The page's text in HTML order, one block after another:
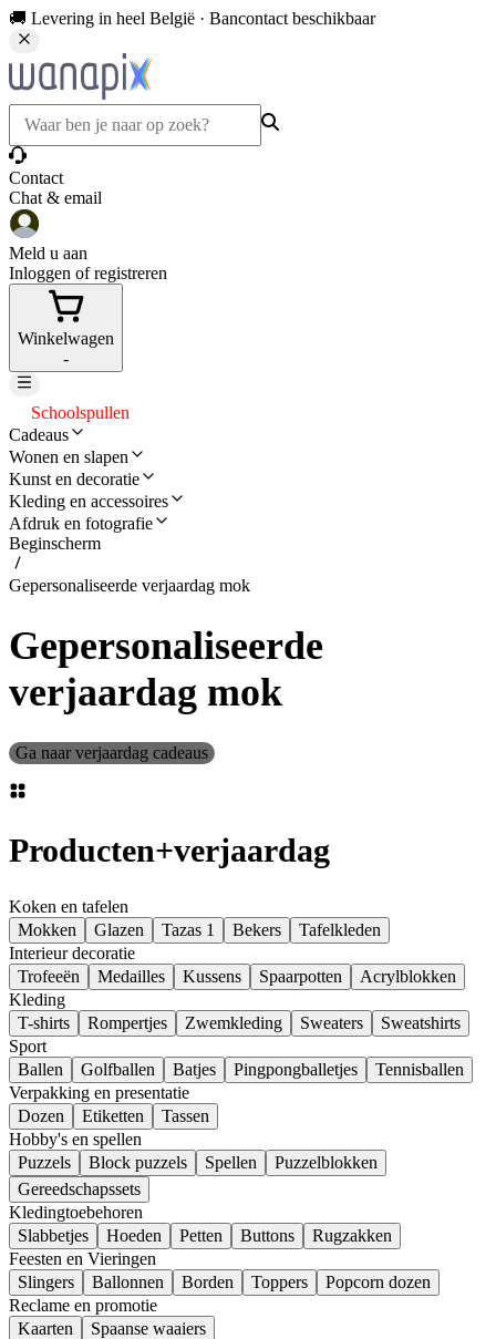
🚚 Levering in heel België · Bancontact beschikbaar
Contact
Chat & email
Meld u aan
Inloggen of registreren
Winkelwagen
-
Schoolspullen
Cadeaus
Wonen en slapen
Kunst en decoratie
Kleding en accessoires
Afdruk en fotografie
Beginscherm
Gepersonaliseerde verjaardag mok
Gepersonaliseerde
verjaardag mok
Ga naar verjaardag cadeaus
Producten+verjaardag
Koken en tafelen
Mokken
Glazen Tazas 1 Bekers
Tafelkleden
Interieur decoratie
Trofeeën
Medailles Kussens Spaarpotten
Acrylblokken
Kleding
T-shirts
Rompertjes Zwemkleding Sweaters
Sweatshirts
Sport
Ballen
Golfballen Batjes Pingpongballetjes
Tennisballen
Verpakking en presentatie
Dozen
Etiketten
Tassen
Hobby's en spellen
Puzzels
Block puzzels Spellen
Puzzelblokken
Gereedschapssets
Kledingtoebehoren
Slabbetjes
Hoeden Petten Buttons
Rugzakken
Feesten en Vieringen
Slingers
Ballonnen Borden Toppers
Popcorn dozen
Reclame en promotie
Kaarten
Spaanse waaiers